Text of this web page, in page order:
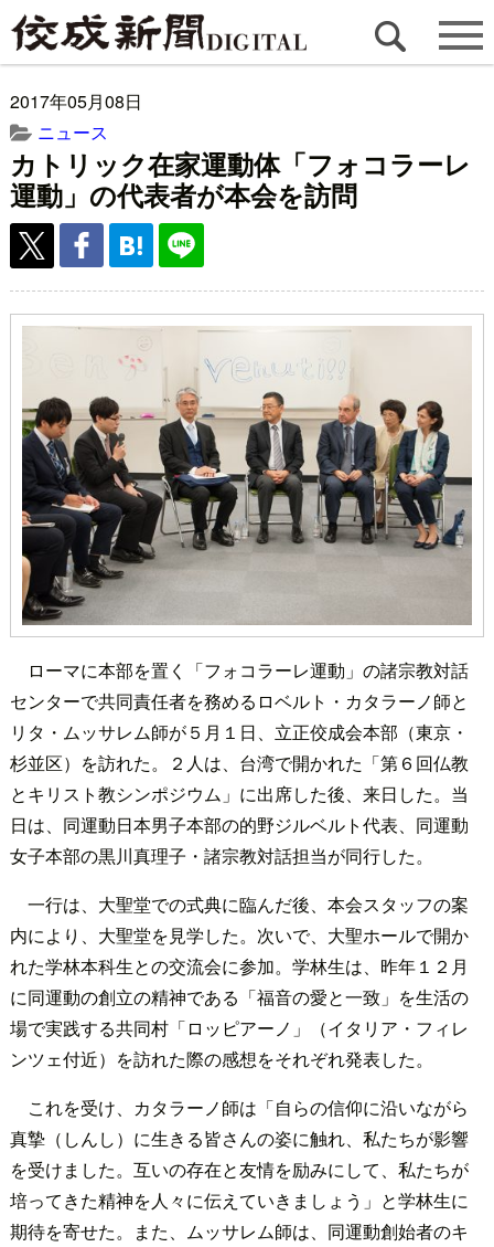
2017年05月08日
ニュース
カトリック在家運動体「フォコラーレ
運動」の代表者が本会を訪問
ローマに本部を置く「フォコラーレ運動」の諸宗教対話
センターで共同責任者を務めるロベルト・カタラーノ師と
リタ・ムッサレム師が５月１日、立正佼成会本部（東京・
杉並区）を訪れた。２人は、台湾で開かれた「第６回仏教
とキリスト教シンポジウム」に出席した後、来日した。当
日は、同運動日本男子本部の的野ジルベルト代表、同運動
女子本部の黒川真理子・諸宗教対話担当が同行した。
一行は、大聖堂での式典に臨んだ後、本会スタッフの案
内により、大聖堂を見学した。次いで、大聖ホールで開か
れた学林本科生との交流会に参加。学林生は、昨年１２月
に同運動の創立の精神である「福音の愛と一致」を生活の
場で実践する共同村「ロッピアーノ」（イタリア・フィレ
ンツェ付近）を訪れた際の感想をそれぞれ発表した。
これを受け、カタラーノ師は「自らの信仰に沿いながら
真摯（しんし）に生きる皆さんの姿に触れ、私たちが影響
を受けました。互いの存在と友情を励みにして、私たちが
培ってきた精神を人々に伝えていきましょう」と学林生に
期待を寄せた。また、ムッサレム師は、同運動創始者のキ